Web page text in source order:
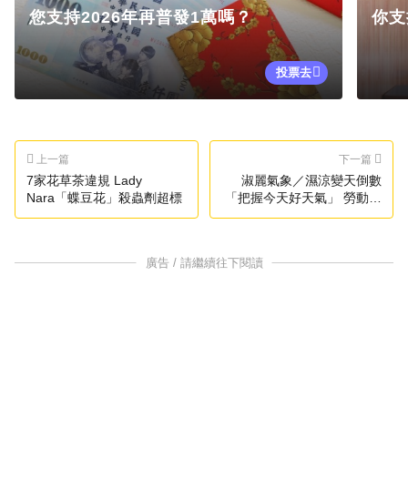
您支持2026年再普發1萬嗎？
投票去
你
上一篇
7家花草茶違規 Lady
Nara「蝶豆花」殺蟲劑超標
下一篇
淑麗氣象／濕涼變天倒數
「把握今天好天氣」 勞動節
連假曝光
廣告 / 請繼續往下閱讀